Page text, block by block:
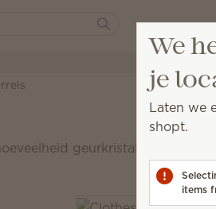
geurkristallen in je
We
je
Laten we
shopt.
items